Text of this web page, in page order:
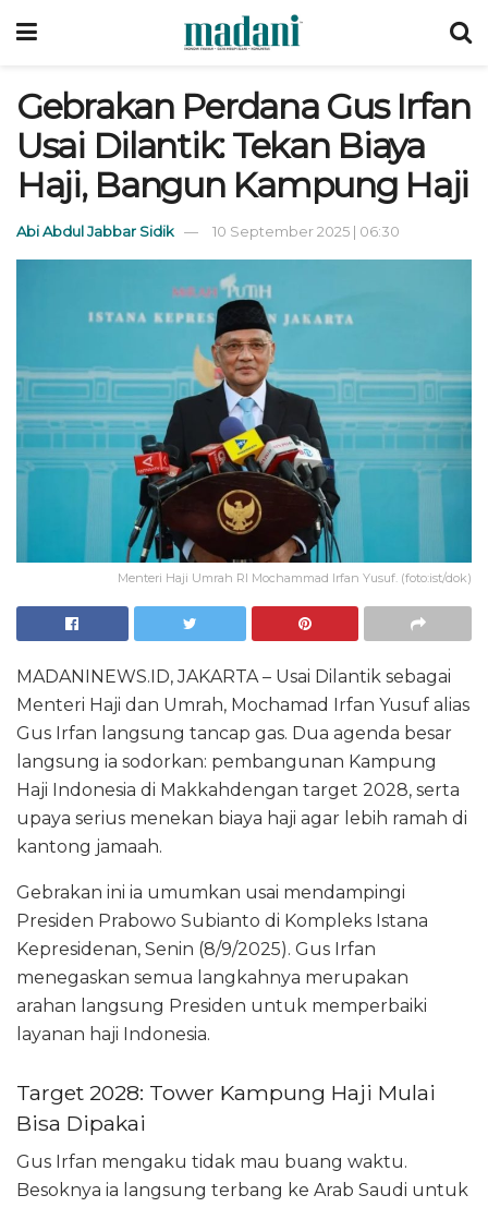
Gebrakan Perdana Gus Irfan
Usai Dilantik: Tekan Biaya
Haji, Bangun Kampung Haji
Abi Abdul Jabbar Sidik 10 September 2025 | 06:30
Menteri Haji Umrah RI Mochammad Irfan Yusuf. (foto:ist/dok)
MADANINEWS.ID, JAKARTA – Usai Dilantik sebagai
Menteri Haji dan Umrah, Mochamad Irfan Yusuf alias
Gus Irfan langsung tancap gas. Dua agenda besar
langsung ia sodorkan: pembangunan Kampung
Haji Indonesia di Makkahdengan target 2028, serta
upaya serius menekan biaya haji agar lebih ramah di
kantong jamaah.
Gebrakan ini ia umumkan usai mendampingi
Presiden Prabowo Subianto di Kompleks Istana
Kepresidenan, Senin (8/9/2025). Gus Irfan
menegaskan semua langkahnya merupakan
arahan langsung Presiden untuk memperbaiki
layanan haji Indonesia.
Target 2028: Tower Kampung Haji Mulai
Bisa Dipakai
Gus Irfan mengaku tidak mau buang waktu.
Besoknya ia langsung terbang ke Arab Saudi untuk